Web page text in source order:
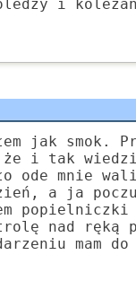
i
jak smok.
że i tak
ode mnie
a ja
popielniczki
nad ręką
mam do